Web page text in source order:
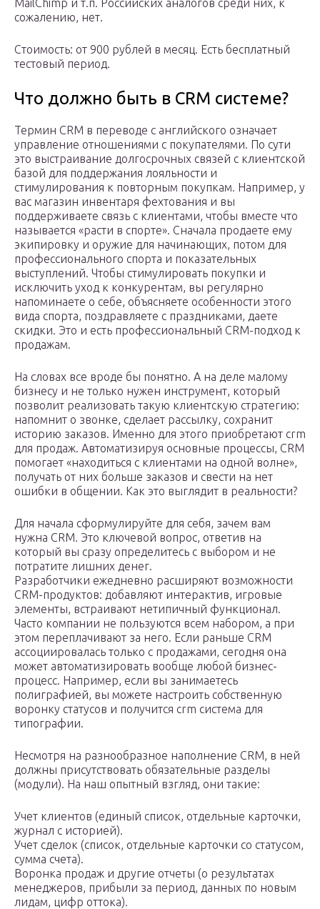
MailChimp и т.п. Российских аналогов среди них, к
сожалению, нет.
Стоимость: от 900 рублей в месяц. Есть бесплатный
тестовый период.
Что должно быть в CRM системе?
Термин CRM в переводе с английского означает
управление отношениями с покупателями. По сути
это выстраивание долгосрочных связей с клиентской
базой для поддержания лояльности и
стимулирования к повторным покупкам. Например, у
вас магазин инвентаря фехтования и вы
поддерживаете связь с клиентами, чтобы вместе что
называется «расти в спорте». Сначала продаете ему
экипировку и оружие для начинающих, потом для
профессионального спорта и показательных
выступлений. Чтобы стимулировать покупки и
исключить уход к конкурентам, вы регулярно
напоминаете о себе, объясняете особенности этого
вида спорта, поздравляете с праздниками, даете
скидки. Это и есть профессиональный CRM-подход к
продажам.
На словах все вроде бы понятно. А на деле малому
бизнесу и не только нужен инструмент, который
позволит реализовать такую клиентскую стратегию:
напомнит о звонке, сделает рассылку, сохранит
историю заказов. Именно для этого приобретают crm
для продаж. Автоматизируя основные процессы, CRM
помогает «находиться с клиентами на одной волне»,
получать от них больше заказов и свести на нет
ошибки в общении. Как это выглядит в реальности?
Для начала сформулируйте для себя, зачем вам
нужна CRM. Это ключевой вопрос, ответив на
который вы сразу определитесь с выбором и не
потратите лишних денег.
Разработчики ежедневно расширяют возможности
CRM-продуктов: добавляют интерактив, игровые
элементы, встраивают нетипичный функционал.
Часто компании не пользуются всем набором, а при
этом переплачивают за него. Если раньше CRM
ассоциировалась только с продажами, сегодня она
может автоматизировать вообще любой бизнес-
процесс. Например, если вы занимаетесь
полиграфией, вы можете настроить собственную
воронку статусов и получится crm система для
типографии.
Несмотря на разнообразное наполнение CRM, в ней
должны присутствовать обязательные разделы
(модули). На наш опытный взгляд, они такие:
Учет клиентов (единый список, отдельные карточки,
журнал с историей).
Учет сделок (список, отдельные карточки со статусом,
сумма счета).
Воронка продаж и другие отчеты (о результатах
менеджеров, прибыли за период, данных по новым
лидам, цифр оттока).